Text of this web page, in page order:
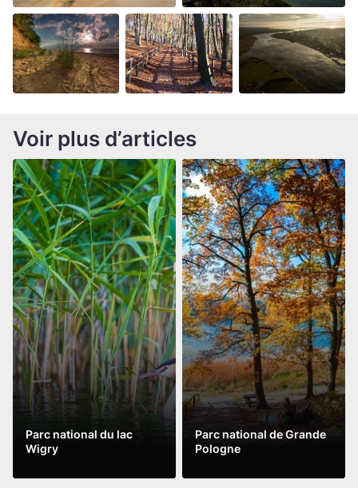
Voir plus d’articles
Parc national du lac
Wigry
Lire la suite
Parc national de Grande
Pologne
Lire la suite